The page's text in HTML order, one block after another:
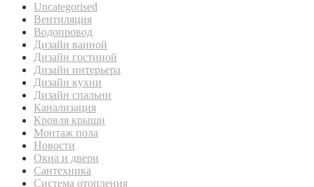
Uncategorised
Вентиляция
Водопровод
Дизайн ванной
Дизайн гостиной
Дизайн интерьера
Дизайн кухни
Дизайн спальни
Канализация
Кровля крыши
Монтаж пола
Новости
Окна и двери
Сантехника
Система отопления